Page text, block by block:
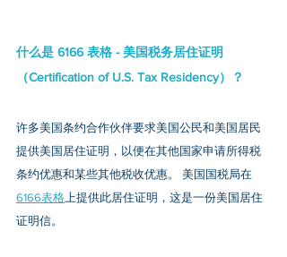
什么是 6166 表格 - 美国税务居住证明
（Certification of U.S. Tax Residency）？
许多美国条约合作伙伴要求美国公民和美国居民
提供美国居住证明，以便在其他国家申请所得税
条约优惠和某些其他税收优惠。 美国国税局在
6166表格上提供此居住证明，这是一份美国居住
证明信。